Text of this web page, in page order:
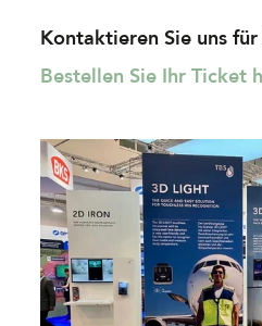
Kontaktieren Sie uns
Bestellen Sie Ihr Ticket